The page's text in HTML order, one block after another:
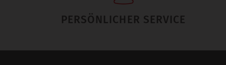
PERSÖNLICHER SERVICE